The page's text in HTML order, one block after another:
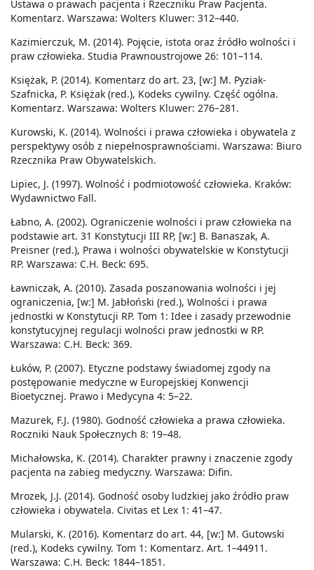
Ustawa o prawach pacjenta i Rzeczniku Praw Pacjenta.
Komentarz. Warszawa: Wolters Kluwer: 312–440.
Kazimierczuk, M. (2014). Pojęcie, istota oraz źródło wolności i
praw człowieka. Studia Prawnoustrojowe 26: 101–114.
Księżak, P. (2014). Komentarz do art. 23, [w:] M. Pyziak-
Szafnicka, P. Księżak (red.), Kodeks cywilny. Część ogólna.
Komentarz. Warszawa: Wolters Kluwer: 276–281.
Kurowski, K. (2014). Wolności i prawa człowieka i obywatela z
perspektywy osób z niepełnosprawnościami. Warszawa: Biuro
Rzecznika Praw Obywatelskich.
Lipiec, J. (1997). Wolność i podmiotowość człowieka. Kraków:
Wydawnictwo Fall.
Łabno, A. (2002). Ograniczenie wolności i praw człowieka na
podstawie art. 31 Konstytucji III RP, [w:] B. Banaszak, A.
Preisner (red.), Prawa i wolności obywatelskie w Konstytucji
RP. Warszawa: C.H. Beck: 695.
Ławniczak, A. (2010). Zasada poszanowania wolności i jej
ograniczenia, [w:] M. Jabłoński (red.), Wolności i prawa
jednostki w Konstytucji RP. Tom 1: Idee i zasady przewodnie
konstytucyjnej regulacji wolności praw jednostki w RP.
Warszawa: C.H. Beck: 369.
Łuków, P. (2007). Etyczne podstawy świadomej zgody na
postępowanie medyczne w Europejskiej Konwencji
Bioetycznej. Prawo i Medycyna 4: 5–22.
Mazurek, F.J. (1980). Godność człowieka a prawa człowieka.
Roczniki Nauk Społecznych 8: 19–48.
Michałowska, K. (2014). Charakter prawny i znaczenie zgody
pacjenta na zabieg medyczny. Warszawa: Difin.
Mrozek, J.J. (2014). Godność osoby ludzkiej jako źródło praw
człowieka i obywatela. Civitas et Lex 1: 41–47.
Mularski, K. (2016). Komentarz do art. 44, [w:] M. Gutowski
(red.), Kodeks cywilny. Tom 1: Komentarz. Art. 1–44911.
Warszawa: C.H. Beck: 1844–1851.